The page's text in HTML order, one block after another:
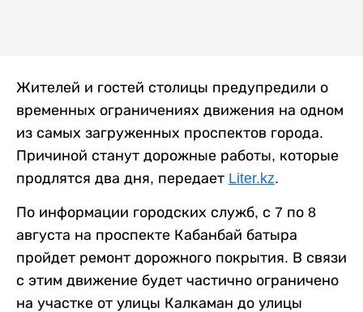
Жителей и гостей столицы предупредили о
временных ограничениях движения на одном
из самых загруженных проспектов города.
Причиной станут дорожные работы, которые
продлятся два дня, передает Liter.kz.
По информации городских служб, с 7 по 8
августа на проспекте Кабанбай батыра
пройдет ремонт дорожного покрытия. В связи
с этим движение будет частично ограничено
на участке от улицы Калкаман до улицы